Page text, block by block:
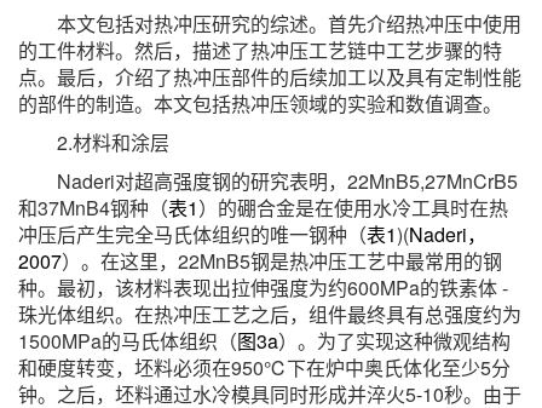
本文包括对热冲压研究的综述。首先介绍热冲压中使用
的工件材料。然后，描述了热冲压工艺链中工艺步骤的特
点。最后，介绍了热冲压部件的后续加工以及具有定制性能
的部件的制造。本文包括热冲压领域的实验和数值调查。
2.材料和涂层
Naderi对超高强度钢的研究表明，22MnB5,27MnCrB5
和37MnB4钢种（表1）的硼合金是在使用水冷工具时在热
冲压后产生完全马氏体组织的唯一钢种（表1)(Naderi，
2007）。在这里，22MnB5钢是热冲压工艺中最常用的钢
种。最初，该材料表现出拉伸强度为约600MPa的铁素体 -
珠光体组织。在热冲压工艺之后，组件最终具有总强度约为
1500MPa的马氏体组织（图3a）。为了实现这种微观结构
和硬度转变，坯料必须在950℃下在炉中奥氏体化至少5分
钟。之后，坯料通过水冷模具同时形成并淬火5-10秒。由于